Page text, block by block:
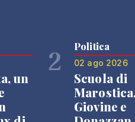
un
2 Politica
02 ago 2026
Scuola di
Giovine e